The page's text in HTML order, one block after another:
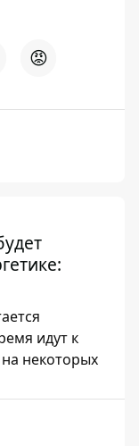
😡
идут к
некоторых